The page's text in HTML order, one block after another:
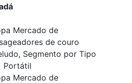
Mercado de
de couro
Segmento por Tipo
Portátil
Mercado de